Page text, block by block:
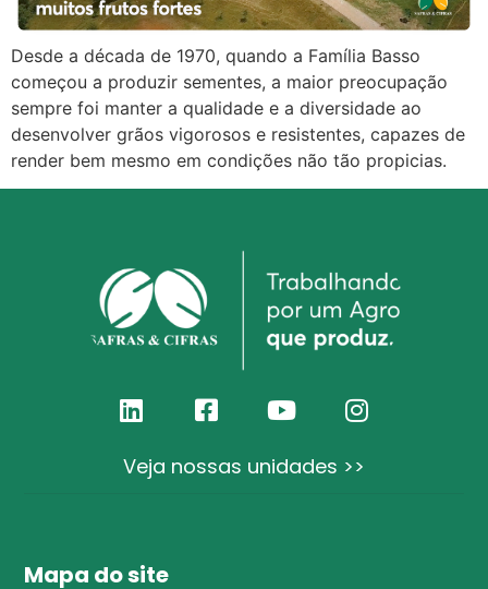
Desde a década de 1970, quando a Família Basso
começou a produzir sementes, a maior preocupação
sempre foi manter a qualidade e a diversidade ao
desenvolver grãos vigorosos e resistentes, capazes de
render bem mesmo em condições não tão propicias.
Veja nossas unidades >>
Mapa do site